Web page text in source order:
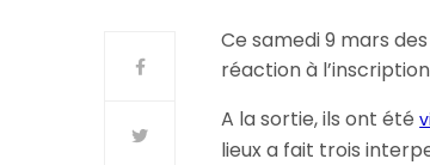
Ce samedi 9 mars
réaction à
A la sortie, ils ont été
lieux a fait trois